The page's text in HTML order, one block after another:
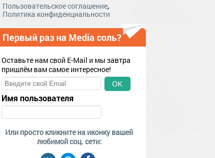
Пользовательское соглашение,
Политика конфиденциальности
Первый раз на Media соль?
Оставьте нам свой E-Mail и мы завтра
пришлём вам самое интересное!
OK
Имя пользователя
Или просто кликните на иконку вашей
любимой соц. сети: